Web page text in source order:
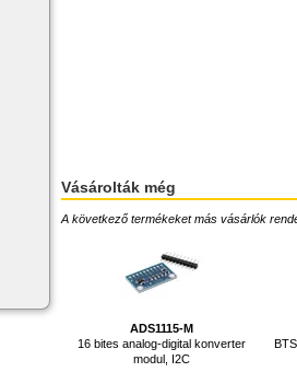
Vásárolták még
A következő termékeket más vásárlók
ADS1115-M
16 bites analog-digital konverter
modul, I2C